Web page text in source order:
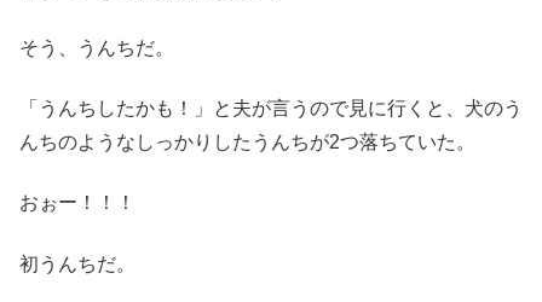
そう、うんちだ。
「うんちしたかも！」と夫が言うので見に行くと、犬のう
んちのようなしっかりしたうんちが2つ落ちていた。
おぉー！！！
初うんちだ。